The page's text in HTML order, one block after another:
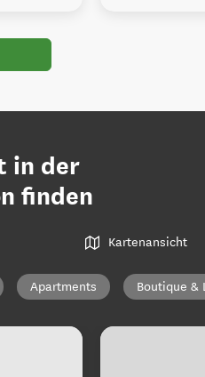
in der
finden
Kartenansicht
Apartments Boutique &